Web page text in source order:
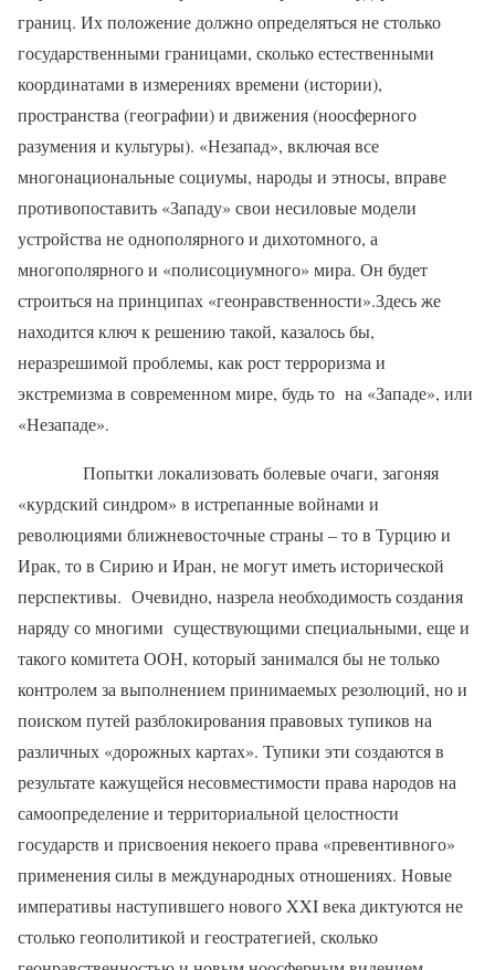
границ. Их положение должно определяться не столько
государственными границами, сколько естественными
координатами в измерениях времени (истории),
пространства (географии) и движения (ноосферного
разумения и культуры). «Незапад», включая все
многонациональные социумы, народы и этносы, вправе
противопоставить «Западу» свои несиловые модели
устройства не однополярного и дихотомного, а
многополярного и «полисоциумного» мира. Он будет
строиться на принципах «геонравственности».Здесь же
находится ключ к решению такой, казалось бы,
неразрешимой проблемы, как рост терроризма и
экстремизма в современном мире, будь то на «Западе», или
«Незападе».
Попытки локализовать болевые очаги, загоняя
«курдский синдром» в истрепанные войнами и
революциями ближневосточные страны – то в Турцию и
Ирак, то в Сирию и Иран, не могут иметь исторической
перспективы. Очевидно, назрела необходимость создания
наряду со многими существующими специальными, еще и
такого комитета ООН, который занимался бы не только
контролем за выполнением принимаемых резолюций, но и
поиском путей разблокирования правовых тупиков на
различных «дорожных картах». Тупики эти создаются в
результате кажущейся несовместимости права народов на
самоопределение и территориальной целостности
государств и присвоения некоего права «превентивного»
применения силы в международных отношениях. Новые
императивы наступившего новогоXXIвека диктуются не
столько геополитикой и геостратегией, сколько